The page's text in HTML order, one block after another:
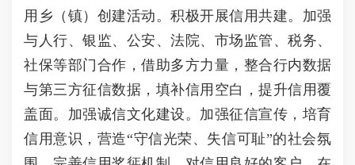
用乡（镇）创建活动。积极开展信用共建。加强
与人行、银监、公安、法院、市场监管、税务、
社保等部门合作，借助多方力量，整合行内数据
与第三方征信数据，填补信用空白，提升信用覆
盖面。加强诚信文化建设。加强征信宣传，培育
信用意识，营造“守信光荣、失信可耻”的社会氛